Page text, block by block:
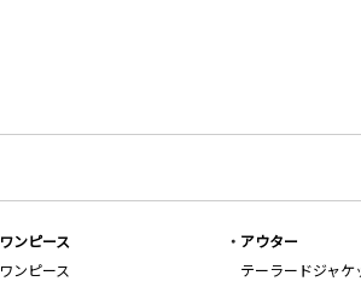
ワンピース
ワンピース
アウター
テーラードジャケ